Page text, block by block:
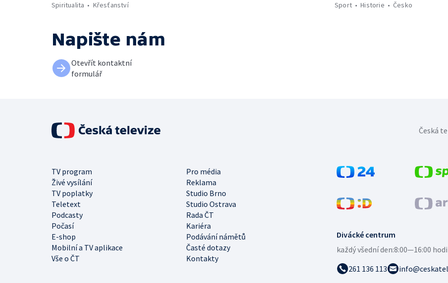
Spiritualita
Křesťanství
Sport
Historie Česko
Napište nám
Otevřít kontaktní
formulář
Divácké centrum
každý všední den:8:00—16:00
261 136 113
TV program
Pro média
Živé vysílání
Reklama
TV poplatky
Studio Brno
Teletext
Studio Ostrava
Podcasty
Rada ČT
Počasí
Kariéra
E-shop
Podávání námětů
Mobilní a TV aplikace
Časté dotazy
Vše o ČT
Kontakty
Česká